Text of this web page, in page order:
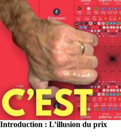
Introduction : L’illusion du prix